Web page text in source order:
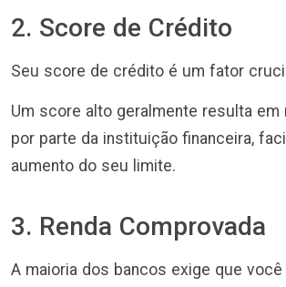
2. Score de Crédito
Seu score de crédito é um fator
Um score alto geralmente resulta em
por parte da instituição financeira,
aumento do seu limite.
3. Renda Comprovada
A maioria dos bancos exige que